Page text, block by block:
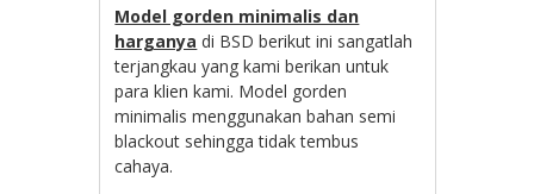
Model gorden minimalis dan
harganya di BSD berikut ini sangatlah
terjangkau yang kami berikan untuk
para klien kami. Model gorden
minimalis menggunakan bahan semi
blackout sehingga tidak tembus
cahaya.